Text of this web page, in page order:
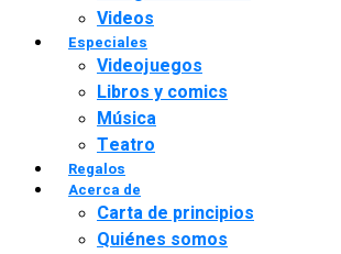
Videos
Especiales
Videojuegos
Libros y comics
Música
Teatro
Regalos
Acerca de
Carta de principios
Quiénes somos